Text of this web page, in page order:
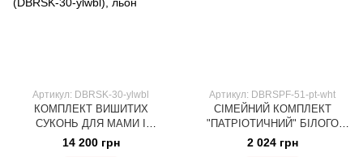
Артикул: DBRSK-30-ylwbl
КОМПЛЕКТ ВИШИТИХ
СУКОНЬ ДЛЯ МАМИ І
ДОНЕЧКИ "УКРАЇНСЬКА
ТРАДИЦІЯ" БІЛА З ЖОВТО-
14 200 грн
Артикул: DBRSPF-51-pt-wht
СІМЕЙНИЙ КОМПЛЕКТ
"ПАТРІОТИЧНИЙ" БІЛОГО
КОЛЬОРУ (DBRSPF-51-pt-wht)
2 024 грн